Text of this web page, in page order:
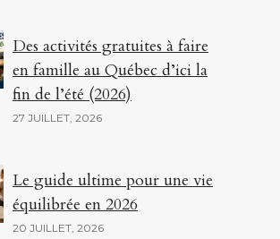
Des activités gratuites à faire
en famille au Québec d’ici la
fin de l’été (2026)
27 JUILLET, 2026
Le guide ultime pour une vie
équilibrée en 2026
20 JUILLET, 2026